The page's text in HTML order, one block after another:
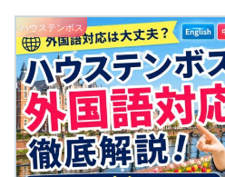
ハウステンボス